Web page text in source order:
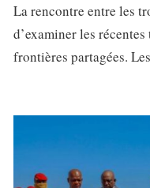
La rencontre entre les
d’examiner les
frontières partagées.